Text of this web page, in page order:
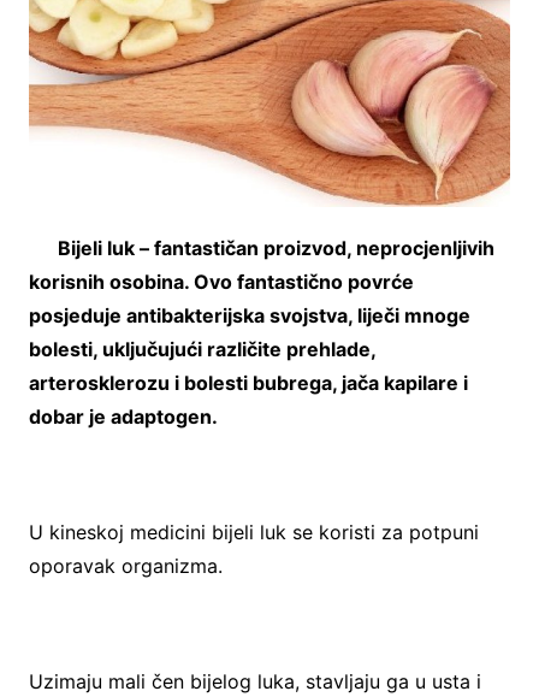
Bijeli luk – fantastičan proizvod, neprocjenljivih
korisnih osobina. Ovo fantastično povrće
posjeduje antibakterijska svojstva, liječi mnoge
bolesti, uključujući različite prehlade,
arterosklerozu i bolesti bubrega, jača kapilare i
dobar je adaptogen.
U kineskoj medicini bijeli luk se koristi za potpuni
oporavak organizma.
Uzimaju mali čen bijelog luka, stavljaju ga u usta i